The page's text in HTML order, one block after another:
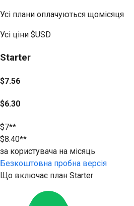
Усі плани оплачуються щомісяця
Усі ціни $USD
Starter
$7.56
$6.30
$7**
$8.40**
за користувача на місяць
Безкоштовна пробна версія
Що включає план Starter